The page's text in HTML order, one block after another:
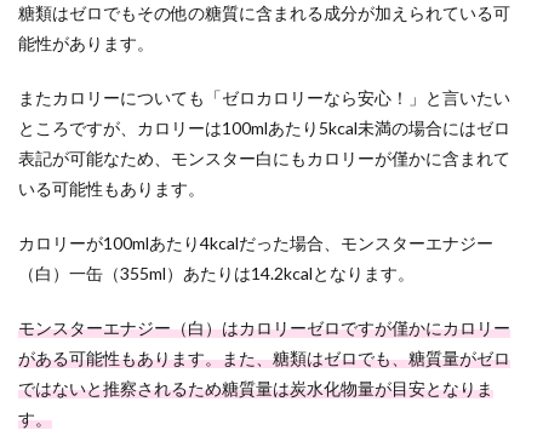
糖類はゼロでもその他の糖質に含まれる成分が加えられている可
能性があります。
またカロリーについても「ゼロカロリーなら安心！」と言いたい
ところですが、カロリーは100mlあたり5kcal未満の場合にはゼロ
表記が可能なため、モンスター白にもカロリーが僅かに含まれて
いる可能性もあります。
カロリーが100mlあたり4kcalだった場合、モンスターエナジー
（白）一缶（355ml）あたりは14.2kcalとなります。
モンスターエナジー（白）はカロリーゼロですが僅かにカロリー
がある可能性もあります。また、糖類はゼロでも、糖質量がゼロ
ではないと推察されるため糖質量は炭水化物量が目安となりま
す。